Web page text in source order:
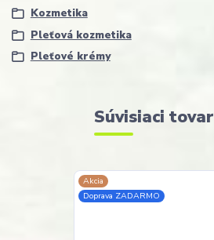
Kozmetika
Pleťová kozmetika
Pleťové krémy
Súvisiaci tovar
Akcia
Doprava ZADARMO